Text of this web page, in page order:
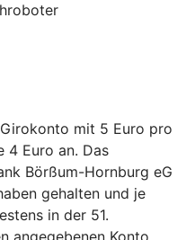
mit 5 Euro pro
4 Euro an. Das
Börßum-Hornburg eG
gehalten und je
in der 51.